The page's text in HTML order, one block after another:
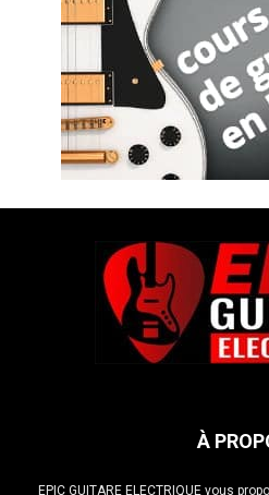
À
EPIC GUITARE ELECTRIQUE vous